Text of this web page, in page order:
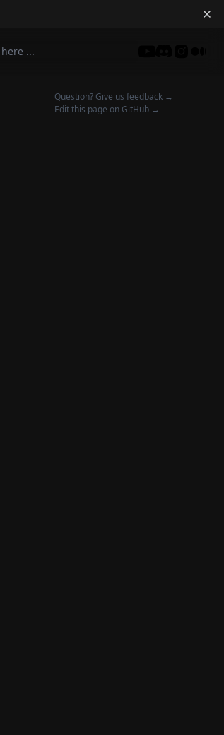
Question? Give us feedback →
Edit this page on GitHub →